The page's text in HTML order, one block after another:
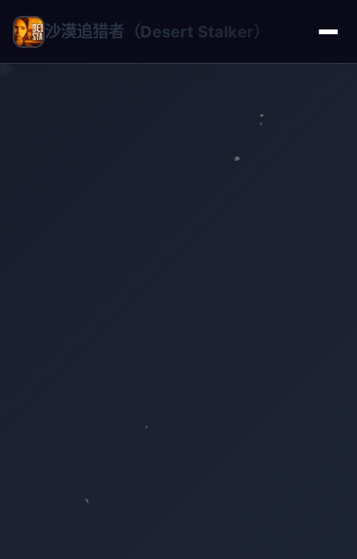
沙漠追猎者（Desert Stalker）